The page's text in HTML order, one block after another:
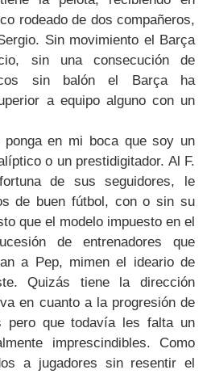
rodeado de dos compañeros,
Sin movimiento el Barça
sin una consecución de
sin balón el Barça ha
a equipo alguno con un
ponga en mi boca que soy un
o un prestidigitador. Al F.
de sus seguidores, le
de buen fútbol, con o sin su
que el modelo impuesto en el
de entrenadores que
a Pep, mimen el ideario de
Quizás tiene la dirección
en cuanto a la progresión de
pero que todavía les falta un
imprescindibles. Como
a jugadores sin resentir el